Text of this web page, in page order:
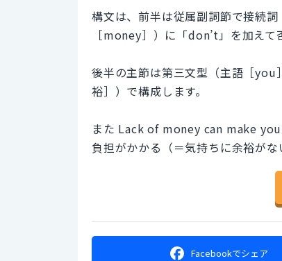
構文は、前半は従属副詞節で接続
［money］）に「don’t」を加えて
後半の主節は第三文型（主語［
裕］）で構成します。
また Lack of money can make
負担がかかる（＝気持ちに余裕が
Facebookでシェア